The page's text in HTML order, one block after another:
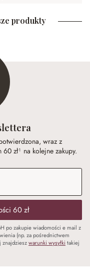
produkty
wraz z
zł¹ na kolejne zakupy.
60 zł
po zakupie wiadomości e mail z
(np. za pośrednictwem
znajdzieszwarunki wysyłki takiej